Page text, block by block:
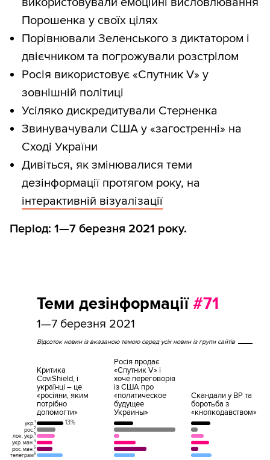
Порошенка у своїх цілях
Порівнювали Зеленського з диктатором і
двієчником та погрожували розстрілом
Росія використовує «Спутник V» у
зовнішній політиці
Усіляко дискредитували Стерненка
Звинувачували США у «загостренні» на
Сході України
Дивіться, як змінювалися теми
дезінформації протягом року, на
інтерактивній візуалізації
Період: 1—7 березня 2021 року.
Теми дезінформації#71
1—7 березня 2021
Відсоток новин із вказаною темою серед усіх новин із групи сайтів
Критика
CoviShield, і
українці – це
«росіяни, яким
потрібно
допомогти»
укр.¹ 13%
рос.²
лок. укр.³
укр. ман.⁴
рос. ман.⁵
телеграм⁶
Росія продає
«Спутник V» і
хоче переговорів
із США про
«политическое
будущее
Украины»
Скандали у ВР та
боротьба з
«кнопкодавством»